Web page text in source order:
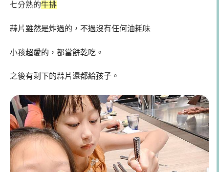
七分熟的牛排
蒜片雖然是炸過的，不過沒有任何油耗味
小孩超愛的，都當餅乾吃。
之後有剩下的蒜片還都給孩子。